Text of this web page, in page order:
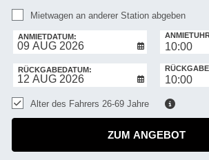
Mietwagen an anderer Station abgeben
ANMIETDATUM:
10:00
RÜCKGABEDATUM:
10:00
Alter des Fahrers 26-69 Jahre
ZUM ANGEBOT